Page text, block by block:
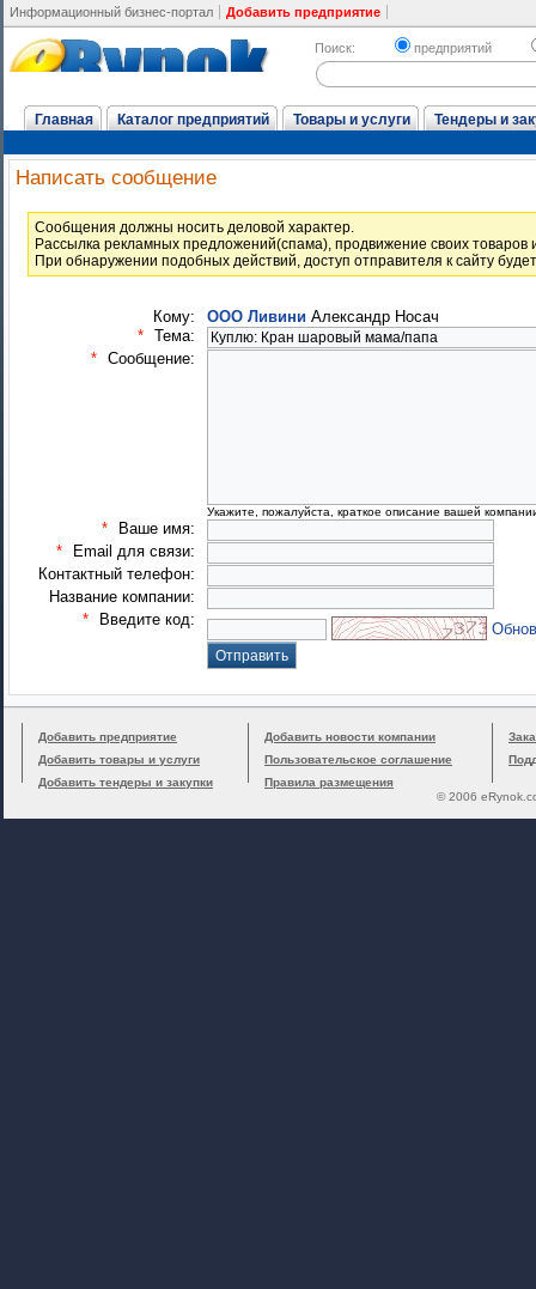
Информационный бизнес-портал Добавить предприятие
Поиск: предприятий
Главная Каталог предприятий Товары и услуги Тендеры и
Написать сообщение
Cообщения должны носить деловой характер.
Рассылка рекламных предложений(спама), продвижение своих товаров
При обнаружении подобных действий, доступ отправителя к сайту
Кому: ООО Ливини Александр Носач
* Тема:
* Сообщение:
Укажите, пожалуйста, краткое описание вашей
*
Ваше имя:
*
Email для связи:
Контактный телефон:
Название компании:
*
Введите код:
Добавить предприятие
Добавить товары и услуги
Добавить тендеры и закупки
Добавить новости компании
Пользовательское соглашение
Правила размещения
© 2006